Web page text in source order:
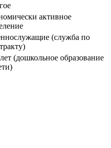
активное
(служба по
(дошкольное образование